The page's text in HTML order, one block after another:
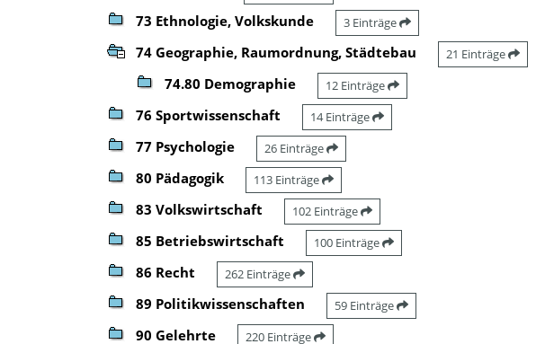
73 Ethnologie, Volkskunde 3 Einträge
74 Geographie, Raumordnung, Städtebau 21 Einträge
74.80 Demographie 12 Einträge
76 Sportwissenschaft 14 Einträge
77 Psychologie 26 Einträge
80 Pädagogik 113 Einträge
83 Volkswirtschaft 102 Einträge
85 Betriebswirtschaft 100 Einträge
86 Recht 262 Einträge
89 Politikwissenschaften 59 Einträge
90 Gelehrte 220 Einträge